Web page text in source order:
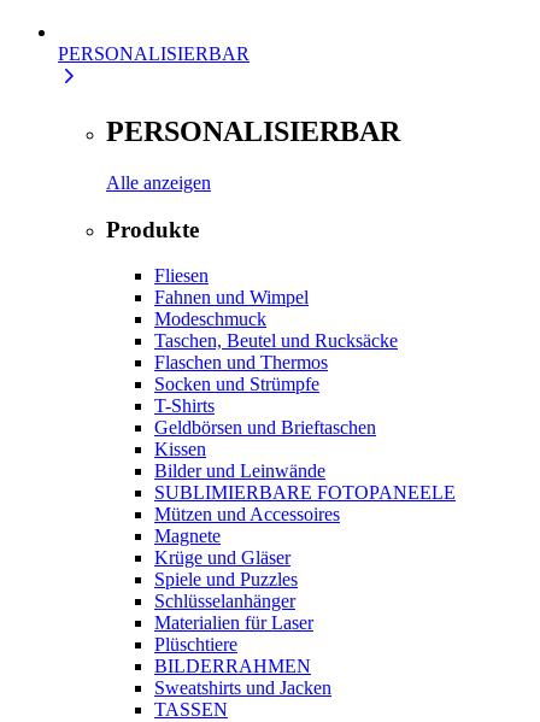
PERSONALISIERBAR
PERSONALISIERBAR
Alle anzeigen
Produkte
Fliesen
Fahnen und Wimpel
Modeschmuck
Taschen, Beutel und Rucksäcke
Flaschen und Thermos
Socken und Strümpfe
T-Shirts
Geldbörsen und Brieftaschen
Kissen
Bilder und Leinwände
SUBLIMIERBARE FOTOPANEELE
Mützen und Accessoires
Magnete
Krüge und Gläser
Spiele und Puzzles
Schlüsselanhänger
Materialien für Laser
Plüschtiere
BILDERRAHMEN
Sweatshirts und Jacken
TASSEN